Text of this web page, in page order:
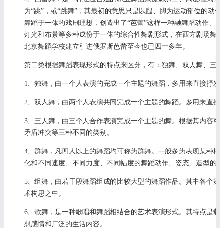
为“跳”，或“跳舞”，其最初的意思只是以腿、脚为运动部位的
舞蹈于一体的戏剧理想，创造出了“芭蕾”这样一种融舞蹈动作
灯光和布景等多种成份于一体的综合性舞剧形式，在西方剧场
北京舞蹈学校建立引进俄罗斯芭蕾至今也已四十多年。
第二类根据舞蹈表现形式的特点来区分，有：独舞、双人舞、
1、独舞，由一个人表演的完成一个主题的舞蹈，多用来直接抒
2、双人舞，由两个人表演共同完成一个主题的舞蹈。多用来直
3、三人舞，由三个人合作表演完成一个主题的舞。根据其内容
矛盾冲突等三种不同的类别。
4、群舞，凡四人以上的舞蹈均可称为群舞。一般多为表现某种
化和不同速度、不同力度、不同幅度的舞蹈动作、姿态、造型
5、组舞，由若干段舞蹈组成的比较大型的舞蹈作品。其中各个
术构思之中。
6、歌舞，是一种歌唱和舞蹈相结合的艺术表演形式。其特点是
想感情和广泛的生活内容。